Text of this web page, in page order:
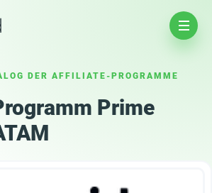
DER AFFILIATE-PROGRAMME
Prime